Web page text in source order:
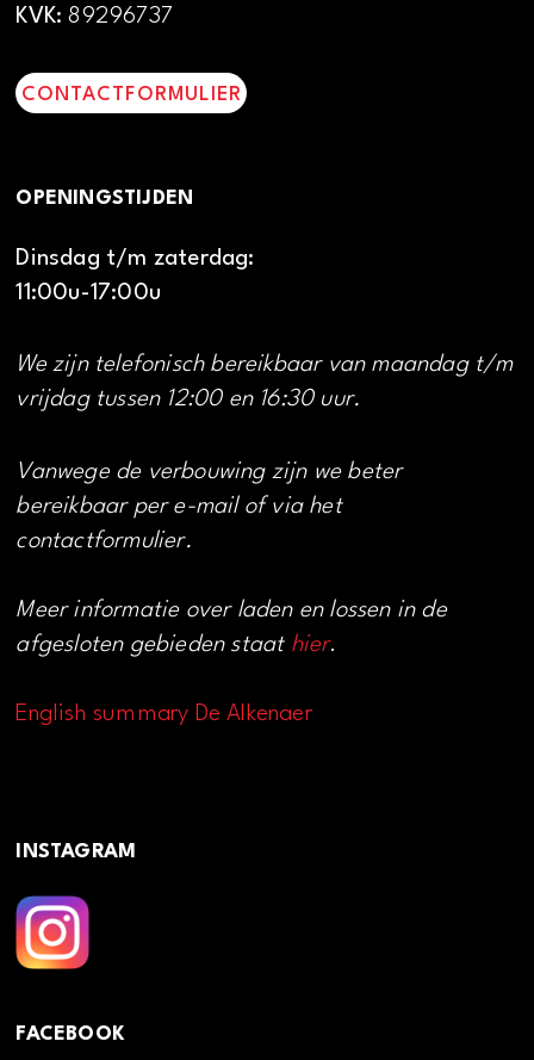
KVK: 89296737
CONTACTFORMULIER
OPENINGSTIJDEN
Dinsdag t/m zaterdag:
11:00u-17:00u
We zijn telefonisch bereikbaar van maandag t/m
vrijdag tussen 12:00 en 16:30 uur.
Vanwege de verbouwing zijn we beter
bereikbaar per e-mail of via het
contactformulier.
Meer informatie over laden en lossen in de
afgesloten gebieden staat hier.
English summary De Alkenaer
INSTAGRAM
FACEBOOK